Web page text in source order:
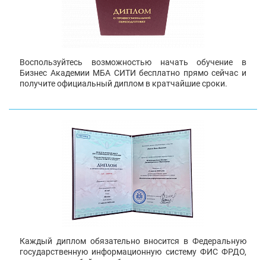
Воспользуйтесь возможностью начать обучение в
Бизнес Академии МБА СИТИ бесплатно прямо сейчас и
получите официальный диплом в кратчайшие сроки.
Каждый диплом обязательно вносится в Федеральную
государственную информационную систему ФИС ФРДО,